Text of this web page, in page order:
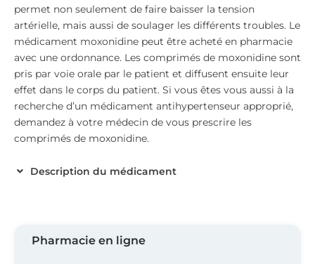
permet non seulement de faire baisser la tension
artérielle, mais aussi de soulager les différents troubles. Le
médicament moxonidine peut être acheté en pharmacie
avec une ordonnance. Les comprimés de moxonidine sont
pris par voie orale par le patient et diffusent ensuite leur
effet dans le corps du patient. Si vous êtes vous aussi à la
recherche d’un médicament antihypertenseur approprié,
demandez à votre médecin de vous prescrire les
comprimés de moxonidine.
Description du médicament
Pharmacie en ligne